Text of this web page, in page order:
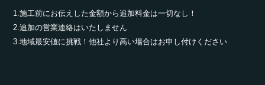
1.施工前にお伝えした金額から追加料金は一切なし！
2.追加の営業連絡はいたしません
3.地域最安値に挑戦！他社より高い場合はお申し付けください